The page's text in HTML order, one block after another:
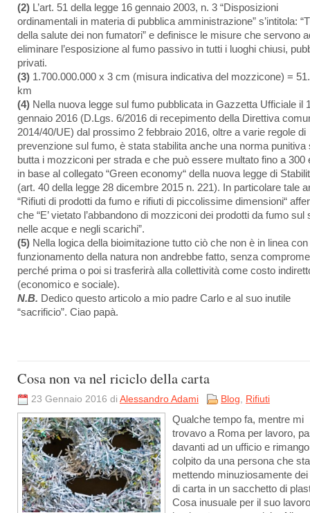
(2) L’art. 51 della legge 16 gennaio 2003, n. 3 “Disposizioni
ordinamentali in materia di pubblica amministrazione” s’intitola:
della salute dei non fumatori” e definisce le misure che servono
eliminare l’esposizione al fumo passivo in tutti i luoghi chiusi,
privati.
(3) 1.700.000.000 x 3 cm (misura indicativa del mozzicone) =
km
(4) Nella nuova legge sul fumo pubblicata in Gazzetta Ufficiale il
gennaio 2016 (D.Lgs. 6/2016 di recepimento della Direttiva
2014/40/UE) dal prossimo 2 febbraio 2016, oltre a varie regole di
prevenzione sul fumo, è stata stabilita anche una norma punitiva
butta i mozziconi per strada e che può essere multato fino a 300
in base al collegato “Green economy“ della nuova legge di
(art. 40 della legge 28 dicembre 2015 n. 221). In particolare tale
“Rifiuti di prodotti da fumo e rifiuti di piccolissime dimensioni“
che “E’ vietato l’abbandono di mozziconi dei prodotti da fumo sul
nelle acque e negli scarichi”.
(5) Nella logica della bioimitazione tutto ciò che non è in linea con
funzionamento della natura non andrebbe fatto, senza
perché prima o poi si trasferirà alla collettività come costo
(economico e sociale).
N.B. Dedico questo articolo a mio padre Carlo e al suo inutile
“sacrificio”. Ciao papà.
Cosa non va nel riciclo della carta
23 Gennaio 2016 di Alessandro Adami Blog, Rifiuti
Qualche tempo fa, mentre mi
trovavo a Roma per lavoro,
davanti ad un ufficio e rimango
colpito da una persona che sta
mettendo minuziosamente
di carta in un sacchetto di
Cosa inusuale per il suo